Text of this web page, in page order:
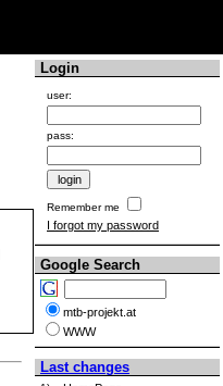
Login
user:
pass:
Remember me
I forgot my password
Google Search
mtb-projekt.at
WWW
Last changes